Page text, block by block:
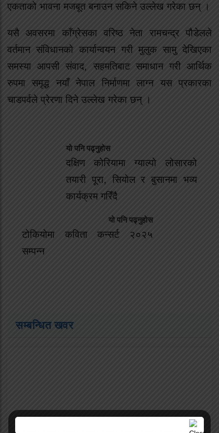
एकताको भावना मजबूत बनाउन सकिने उल्लेख गरेका छन् ।
यसै अवसरमा काँग्रेसका वरिष्ठ नेता रामचन्द्र पौडेलले
वर्तमान संविधानको कार्यान्वयन गरी मुलुक सामु देखिएका
समस्या आपसी संवाद, सहमतिबाट समाधान गरी आर्थिक
रुपमा समृद्ध नयाँ नेपाल निर्माणमा लाग्न यस प्रकारका
चाडपर्वले प्रेरणा दिने उल्लेख गरेका छन् ।
यो पनि पढ्नुहोस
दक्षिण कोरियामा ग्याल्पो लोसारको
तयारी पूरा, सियोल र बुसानमा भव्य
कार्यक्रम गरिँदै
यो पनि पढ्नुहोस
टोकियोमा कविता कन्सर्ट २०२५
सम्पन्न
सम्बन्धित खवर